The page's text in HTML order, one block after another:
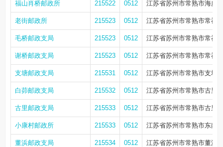
福山肖桥邮政所 215522 0512 江苏省苏州市常熟市海虞
老街邮政所 215523 0512 江苏省苏州市常熟市常福
毛桥邮政支局 215523 0512 江苏省苏州市常熟市常福
谢桥邮政支局 215523 0512 江苏省苏州市常熟市常福
支塘邮政支局 215531 0512 江苏省苏州市常熟市支塘
白茆邮政支局 215532 0512 江苏省苏州市常熟市古里
古里邮政支局 215533 0512 江苏省苏州市常熟市古里
小康村邮政所 215533 0512 江苏省苏州市常熟市东南
董浜邮政支局 215534 0512 江苏省苏州市常熟市董浜